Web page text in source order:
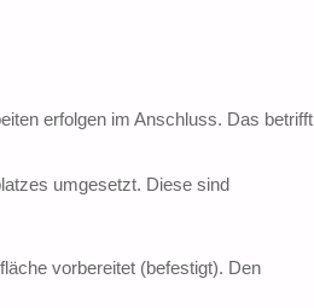
erfolgen im Anschluss. Das betrifft
umgesetzt. Diese sind
vorbereitet (befestigt). Den